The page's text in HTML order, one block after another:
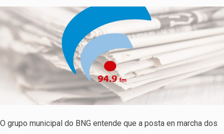
O grupo municipal do BNG entende que a posta en marcha dos